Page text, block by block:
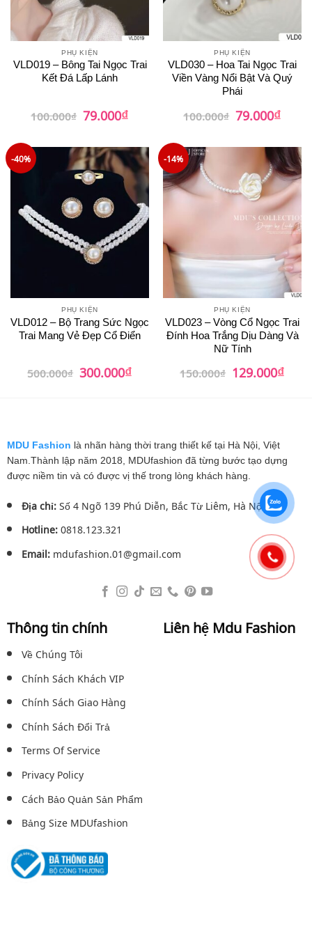
PHỤ KIỆN
VLD019 – Bông Tai Ngọc Trai
Kết Đá Lấp Lánh
100.000₫ Giá
gốc
79.000₫Giá
hiện
79.000₫.
PHỤ KIỆN
VLD030 – Hoa Tai Ngọc Trai
Viền Vàng Nổi Bật Và Quý
Phái
100.000₫ Giá
gốc
79.000₫Giá
hiện
-40%
PHỤ KIỆN
VLD012 – Bộ Trang Sức Ngọc
Trai Mang Vẻ Đẹp Cổ Điển
500.000₫ Giá
gốc
300.000₫Giá
hiện
-14%
PHỤ KIỆN
VLD023 – Vòng Cổ Ngọc Trai
Đính Hoa Trắng Dịu Dàng Và
Nữ Tính
150.000₫ Giá
gốc
129.000₫Giá
hiện
MDU Fashion là nhãn hàng thời trang thiết kế tại Hà Nội, Việt
Nam.Thành lập năm 2018, MDUfashion đã từng bước tạo dựng
được niềm tin và có được vị thế trong lòng khách hàng.
Địa chỉ:Số 4 Ngõ 139 Phú Diễn, Bắc Từ Liêm, Hà Nội.
Hotline:0818.123.321
Email:mdufashion.01@gmail.com
Thông tin chính
Về Chúng Tôi
Chính Sách Khách VIP
Chính Sách Giao Hàng
Chính Sách Đổi Trả
Terms Of Service
Privacy Policy
Cách Bảo Quản Sản Phẩm
Bảng Size MDUfashion
Liên hệ Mdu Fashion